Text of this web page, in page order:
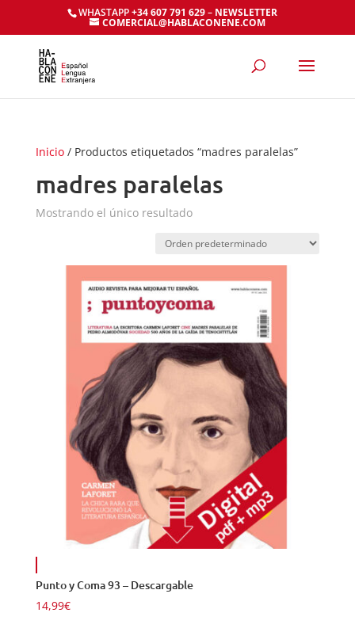
WHASTAPP+34 607 791 629– NEWSLETTER
COMERCIAL@HABLACONENE.COM
Inicio/ Productos etiquetados “madres paralelas”
madres paralelas
Mostrando el único resultado
Punto y Coma 93 – Descargable
14,99€